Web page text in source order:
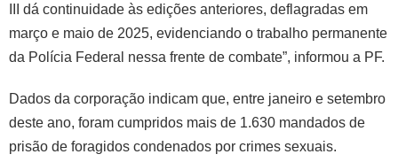
III dá continuidade às edições anteriores, deflagradas em
março e maio de 2025, evidenciando o trabalho permanente
da Polícia Federal nessa frente de combate”, informou a PF.
Dados da corporação indicam que, entre janeiro e setembro
deste ano, foram cumpridos mais de 1.630 mandados de
prisão de foragidos condenados por crimes sexuais.